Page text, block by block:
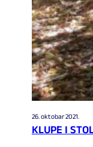
26. oktobar 2021.
KLUPE I